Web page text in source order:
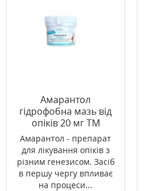
Амарантол
гідрофобна мазь від
опіків 20 мг ТМ
Шведов / Shvedov
Амарантол - препарат
для лікування опіків з
різним генезисом. Засіб
в першу чергу впливає
на процеси...